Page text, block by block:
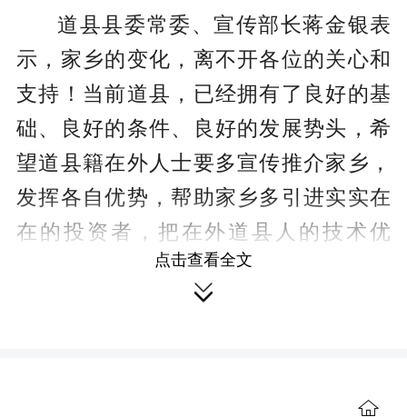
道县县委常委、宣传部长蒋金银表
示，家乡的变化，离不开各位的关心和
支持！当前道县，已经拥有了良好的基
础、良好的条件、良好的发展势头，希
望道县籍在外人士要多宣传推介家乡，
发挥各自优势，帮助家乡多引进实实在
在的投资者，把在外道县人的技术优
势、资金优势、市场优势、信息优势、
人才优势，转化为推动道县高质量发展
回道县，为道县的经济社会发展作出贡
点击查看全文
